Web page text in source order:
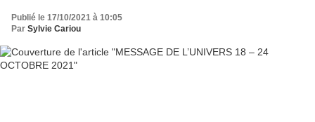
Publié le 17/10/2021 à 10:05
Par Sylvie Cariou